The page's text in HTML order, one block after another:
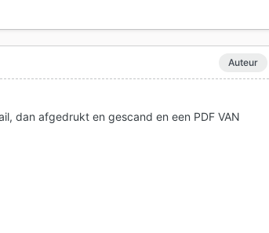
Auteur
dan afgedrukt en gescand en een PDF VAN